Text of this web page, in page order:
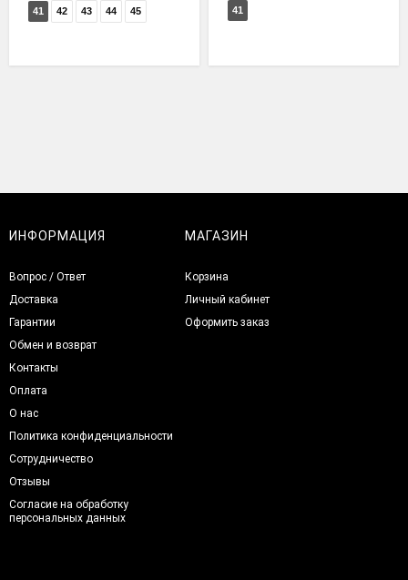
41 42 43 44 45 41
ИНФОРМАЦИЯ
Вопрос / Ответ
Доставка
Гарантии
Обмен и возврат
Контакты
Оплата
О нас
Политика конфиденциальности
Сотрудничество
Отзывы
Согласие на обработку
персональных данных
МАГАЗИН
Корзина
Личный кабинет
Оформить заказ